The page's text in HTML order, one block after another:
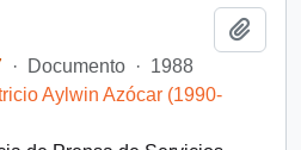
· Documento · 1988
Aylwin Azócar (1990-